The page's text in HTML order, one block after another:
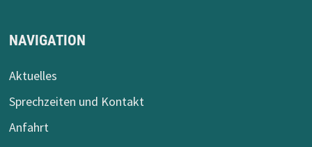
NAVIGATION
Aktuelles
Sprechzeiten und Kontakt
Anfahrt